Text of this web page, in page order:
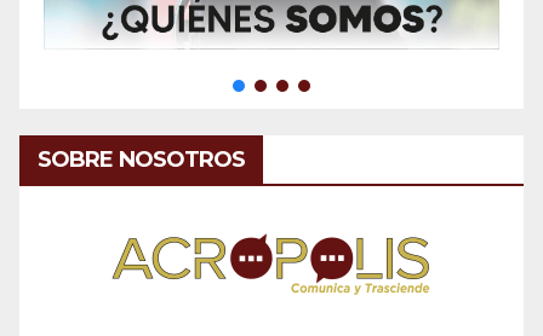
SOBRE NOSOTROS